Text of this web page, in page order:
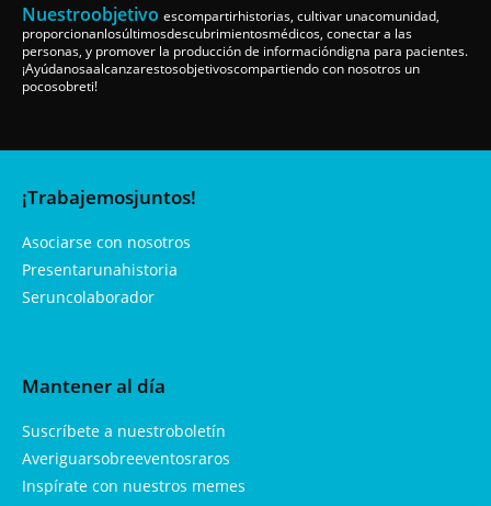
Nuestroobjetivo escompartirhistorias, cultivar unacomunidad,
proporcionanlosúltimosdescubrimientosmédicos, conectar a las
personas, y promover la producción de informacióndigna para pacientes.
¡Ayúdanosaalcanzarestosobjetivoscompartiendo con nosotros un
pocosobreti!
¡Trabajemosjuntos!
Asociarse con nosotros
Presentarunahistoria
Seruncolaborador
Mantener al día
Suscríbete a nuestroboletín
Averiguarsobreeventosraros
Inspírate con nuestros memes